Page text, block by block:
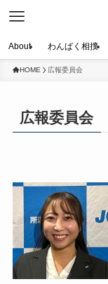
About わんぱく相撲
HOME 広報委員会
広報委員会